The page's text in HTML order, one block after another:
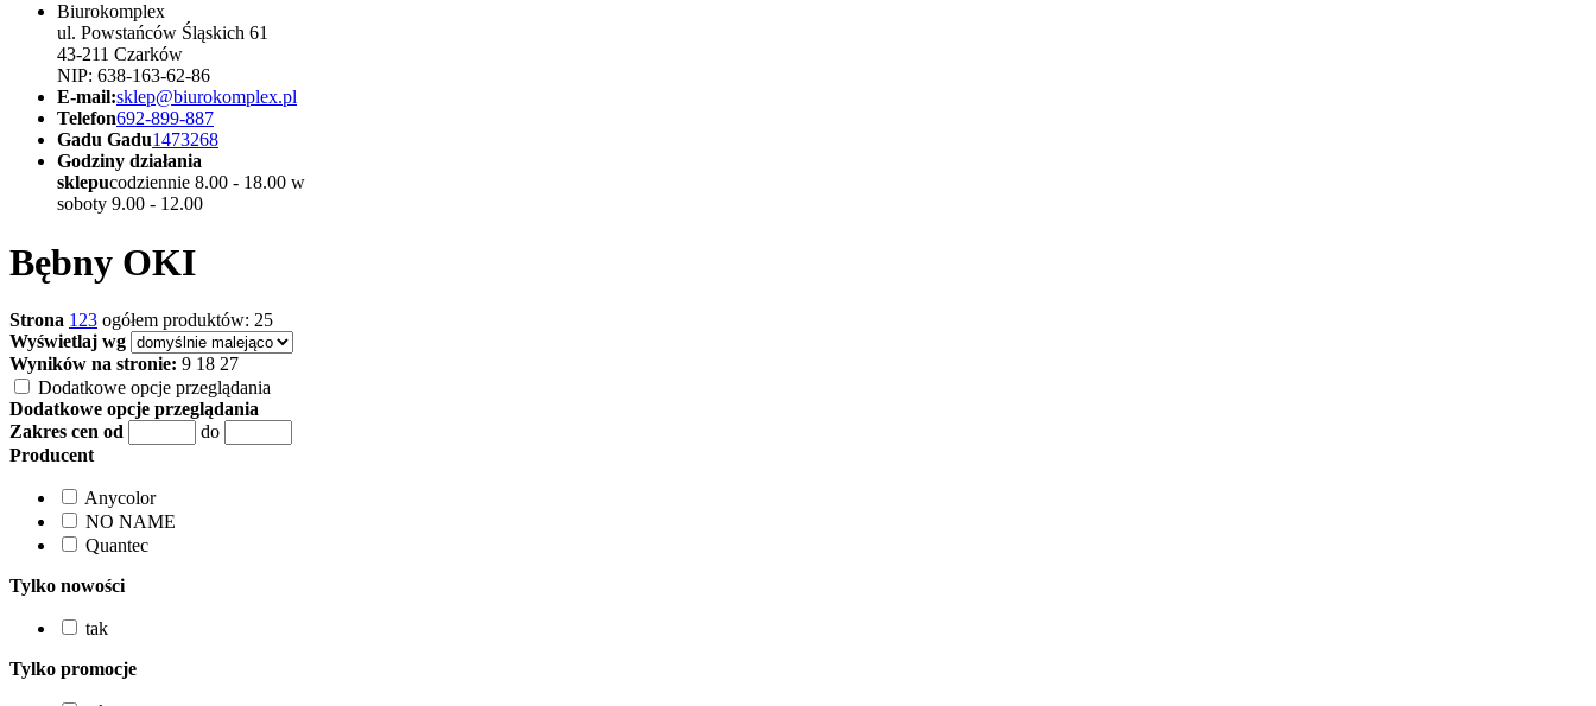
Biurokomplex
ul. Powstańców Śląskich 61
43-211 Czarków
NIP: 638-163-62-86
E-mail:sklep@biurokomplex.pl
Telefon692-899-887
Gadu Gadu1473268
Godziny działania
sklepucodziennie 8.00 - 18.00 w
soboty 9.00 - 12.00
Bębny OKI
Strona 1 23 ogółem produktów: 25
Wyświetlaj wg
Wyników na stronie: 9 18 27
Dodatkowe opcje przeglądania
Dodatkowe opcje przeglądania
Zakres cen od
do
Producent
Anycolor
NO NAME
Quantec
Tylko nowości
tak
Tylko promocje